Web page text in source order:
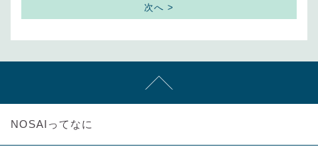
次へ >
NOSAIってなに